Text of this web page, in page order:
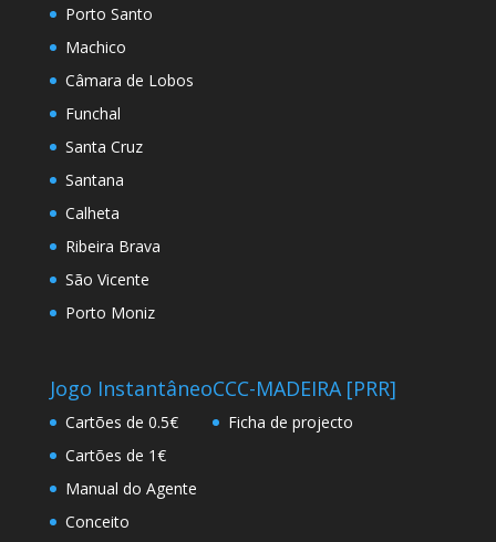
Porto Santo
Machico
Câmara de Lobos
Funchal
Santa Cruz
Santana
Calheta
Ribeira Brava
São Vicente
Porto Moniz
Jogo Instantâneo
Cartões de 0.5€
Cartões de 1€
Manual do Agente
Conceito
CCC-MADEIRA [PRR]
Ficha de projecto